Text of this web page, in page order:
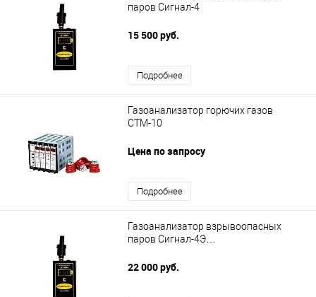
паров Сигнал-4
15 500 руб.
Подробнее
Газоанализатор горючих газов
СТМ-10
Цена по запросу
Подробнее
Газоанализатор взрывоопасных
паров Сигнал-4Э
22 000 руб.